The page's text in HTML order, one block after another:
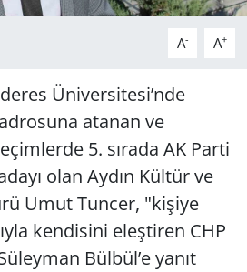
A- A+
Üniversitesi’nde
atanan ve
5. sırada AK Parti
olan Aydın Kültür ve
Umut Tuncer, "kişiye
kendisini eleştiren CHP
Bülbül’e yanıt